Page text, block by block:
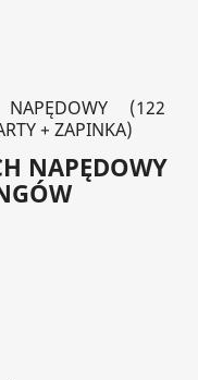
(122
+ ZAPINKA)
NAPĘDOWY